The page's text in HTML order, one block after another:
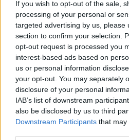
If you wish to opt-out of the sale,
processing of your personal or
targeted advertising by us, please
section to confirm your selection.
opt-out request is processed you
interest-based ads based on
us or personal information
your opt-out. You may separately
disclosure of your personal
IAB’s list of downstream
also be disclosed by us to third
Downstream Participants that may
Οι 153 υποψήφιοι έπρεπε,
υποψηφιότητά τους, να
πολιτική πίστη τους στην
«πατριωτισμό» τους. Λόγω
αποκλείστηκαν ή δεν
φιλοδημοκρατικοί
οποίων άλλωστε είναι